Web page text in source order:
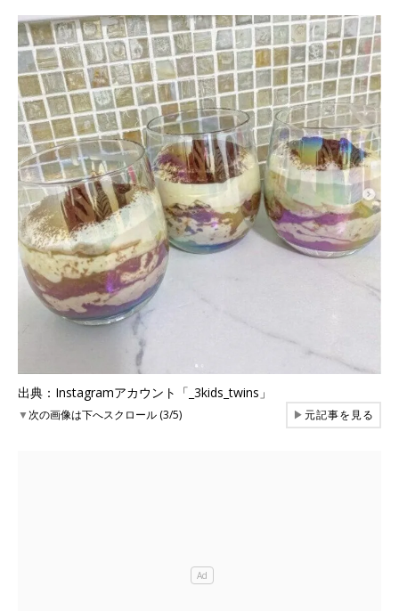
出典：Instagramアカウント「_3kids_twins」
▼次の画像は下へスクロール (3/5) ▶元記事を見る